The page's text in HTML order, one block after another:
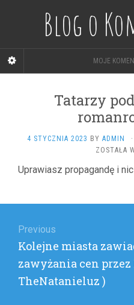
Blog o
MOJE
Tatarzy
4 STYCZNIA 2023 BY ADMIN ·
ZOSTAŁA
Uprawiasz propagandę i
wpisu
Previous
Previous
post:
Kolejne miasta
zawyżania cen przez
TheNatanieluz )